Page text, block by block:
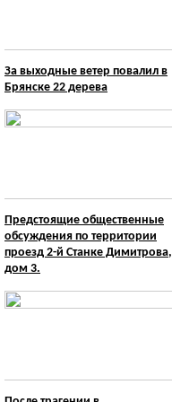
За выходные ветер повалил в
Брянске 22 дерева
Предстоящие общественные
обсуждения по территории
проезд 2-й Станке Димитрова,
дом 3.